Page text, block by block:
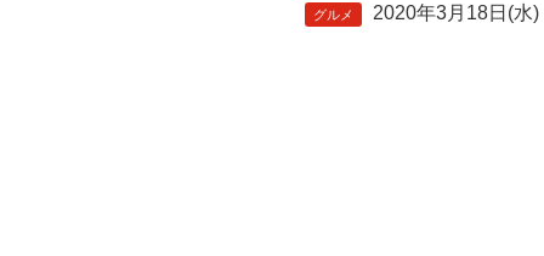
グルメ 2020年3月18日(水)